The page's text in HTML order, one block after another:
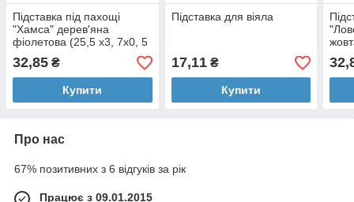
Підставка під пахощі
"Хамса" дерев'яна
фіолетова (25,5 х3, 7х0, 5
см)
32,85 ₴
Купити
Підставка для віяла
17,11₴
Купити
Про нас
67% позитивних з 6 відгуків за рік
Працює з 09.01.2015